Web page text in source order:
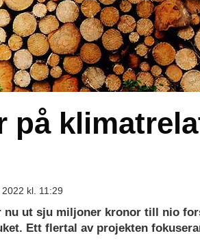
på
kl. 11:29
nu ut sju miljoner kronor till nio
Ett flertal av projekten